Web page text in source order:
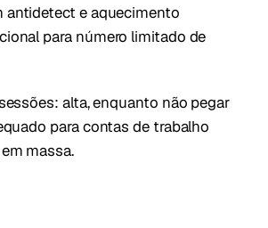
antidetect e aquecimento
para número limitado de
alta, enquanto não pegar
para contas de trabalho
massa.